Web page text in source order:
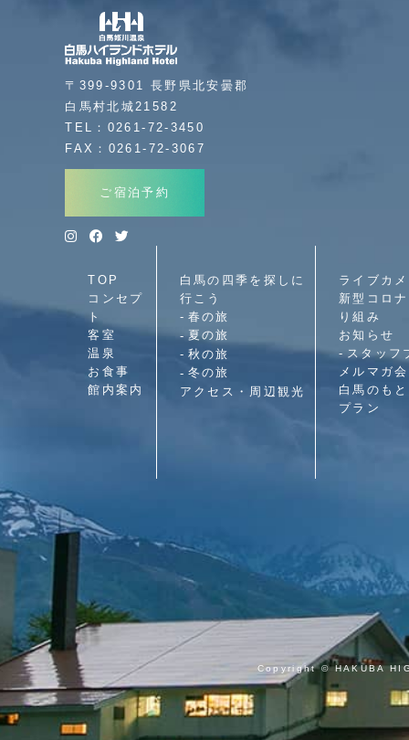
〒399-9301 長野県北安曇郡
白馬村北城21582
TEL：0261-72-3450
FAX：0261-72-3067
ご宿泊予約
TOP
コンセプ
ト
客室
温泉
お食事
館内案内
白馬の四季を探しに
行こう
春の旅
夏の旅
秋の旅
冬の旅
アクセス・周辺観光
ライブカ
新型コロ
り組み
お知らせ
スタッフ
メルマガ
白馬のも
プラン
Copyright © HAKUBA